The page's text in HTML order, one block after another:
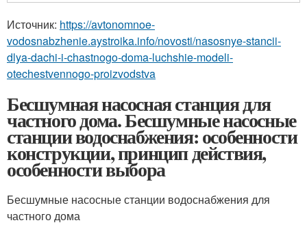
Источник: https://avtonomnoe-
vodosnabzhenie.aystroika.info/novosti/nasosnye-stancii-
dlya-dachi-i-chastnogo-doma-luchshie-modeli-
otechestvennogo-proizvodstva
Бесшумная насосная станция для
частного дома. Бесшумные насосные
станции водоснабжения: особенности
конструкции, принцип действия,
особенности выбора
Бесшумные насосные станции водоснабжения для
частного дома